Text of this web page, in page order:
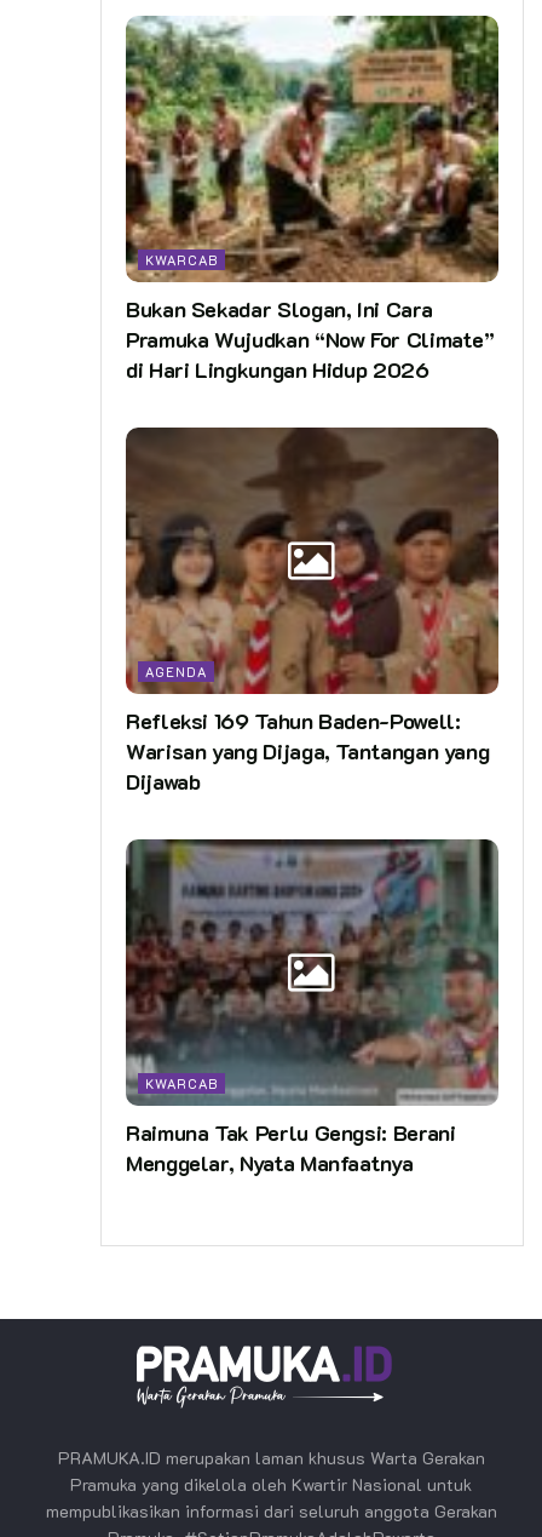
KWARCAB
Bukan Sekadar Slogan, Ini Cara
Pramuka Wujudkan “Now For Climate”
di Hari Lingkungan Hidup 2026
AGENDA
Refleksi 169 Tahun Baden-Powell:
Warisan yang Dijaga, Tantangan yang
Dijawab
KWARCAB
Raimuna Tak Perlu Gengsi: Berani
Menggelar, Nyata Manfaatnya
PRAMUKA.ID merupakan laman khusus Warta Gerakan
Pramuka yang dikelola oleh Kwartir Nasional untuk
mempublikasikan informasi dari seluruh anggota Gerakan